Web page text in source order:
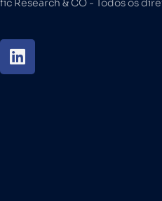
Research & CO - Todos os